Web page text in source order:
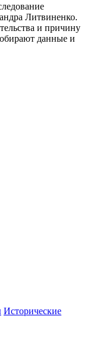
Литвиненко.
и причину
данные и
Исторические